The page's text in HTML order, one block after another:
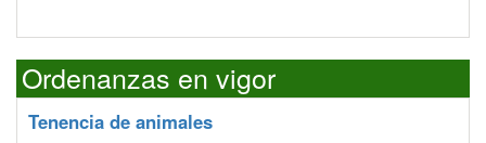
Ordenanzas en vigor
Tenencia de animales